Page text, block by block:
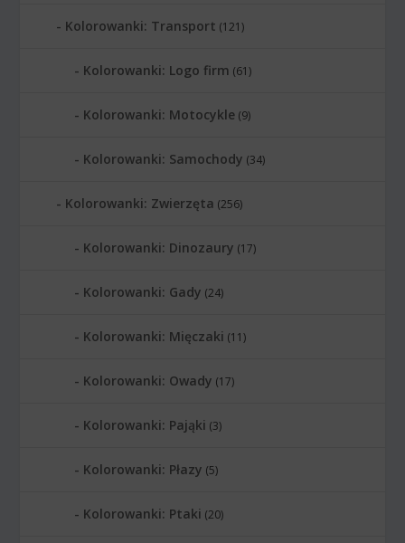
Kolorowanki: Transport (121)
Kolorowanki: Logo firm (61)
Kolorowanki: Motocykle (9)
Kolorowanki: Samochody (34)
Kolorowanki: Zwierzęta (256)
Kolorowanki: Dinozaury (17)
Kolorowanki: Gady (24)
Kolorowanki: Mięczaki (11)
Kolorowanki: Owady (17)
Kolorowanki: Pająki (3)
Kolorowanki: Płazy (5)
Kolorowanki: Ptaki (20)